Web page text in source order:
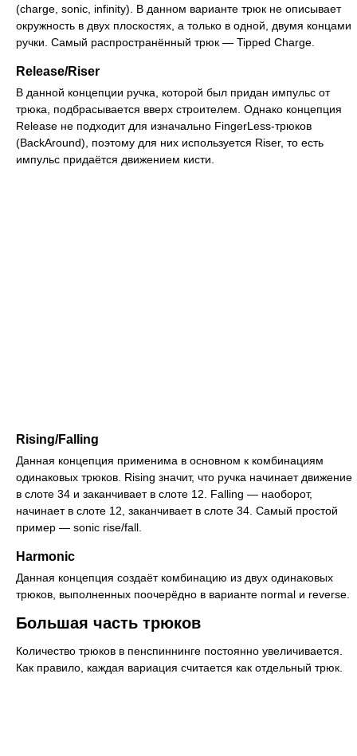
(charge, sonic, infinity). В данном варианте трюк не описывает
окружность в двух плоскостях, а только в одной, двумя концами
ручки. Самый распространённый трюк — Tipped Charge.
Release/Riser
В данной концепции ручка, которой был придан импульс от
трюка, подбрасывается вверх строителем. Однако концепция
Release не подходит для изначально FingerLess-трюков
(BackAround), поэтому для них используется Riser, то есть
импульс придаётся движением кисти.
Rising/Falling
Данная концепция применима в основном к комбинациям
одинаковых трюков. Rising значит, что ручка начинает движение
в слоте 34 и заканчивает в слоте 12. Falling — наоборот,
начинает в слоте 12, заканчивает в слоте 34. Самый простой
пример — sonic rise/fall.
Harmonic
Данная концепция создаёт комбинацию из двух одинаковых
трюков, выполненных поочерёдно в варианте normal и reverse.
Большая часть трюков
Количество трюков в пенспиннинге постоянно увеличивается.
Как правило, каждая вариация считается как отдельный трюк.